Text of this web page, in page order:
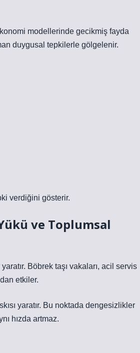
modellerinde gecikmiş fayda
duygusal tepkilerle gölgelenir.
verdiğini gösterir.
ve Toplumsal
Böbrek taşı vakaları, acil servis
etkiler.
yaratır. Bu noktada dengesizlikler
hızda artmaz.